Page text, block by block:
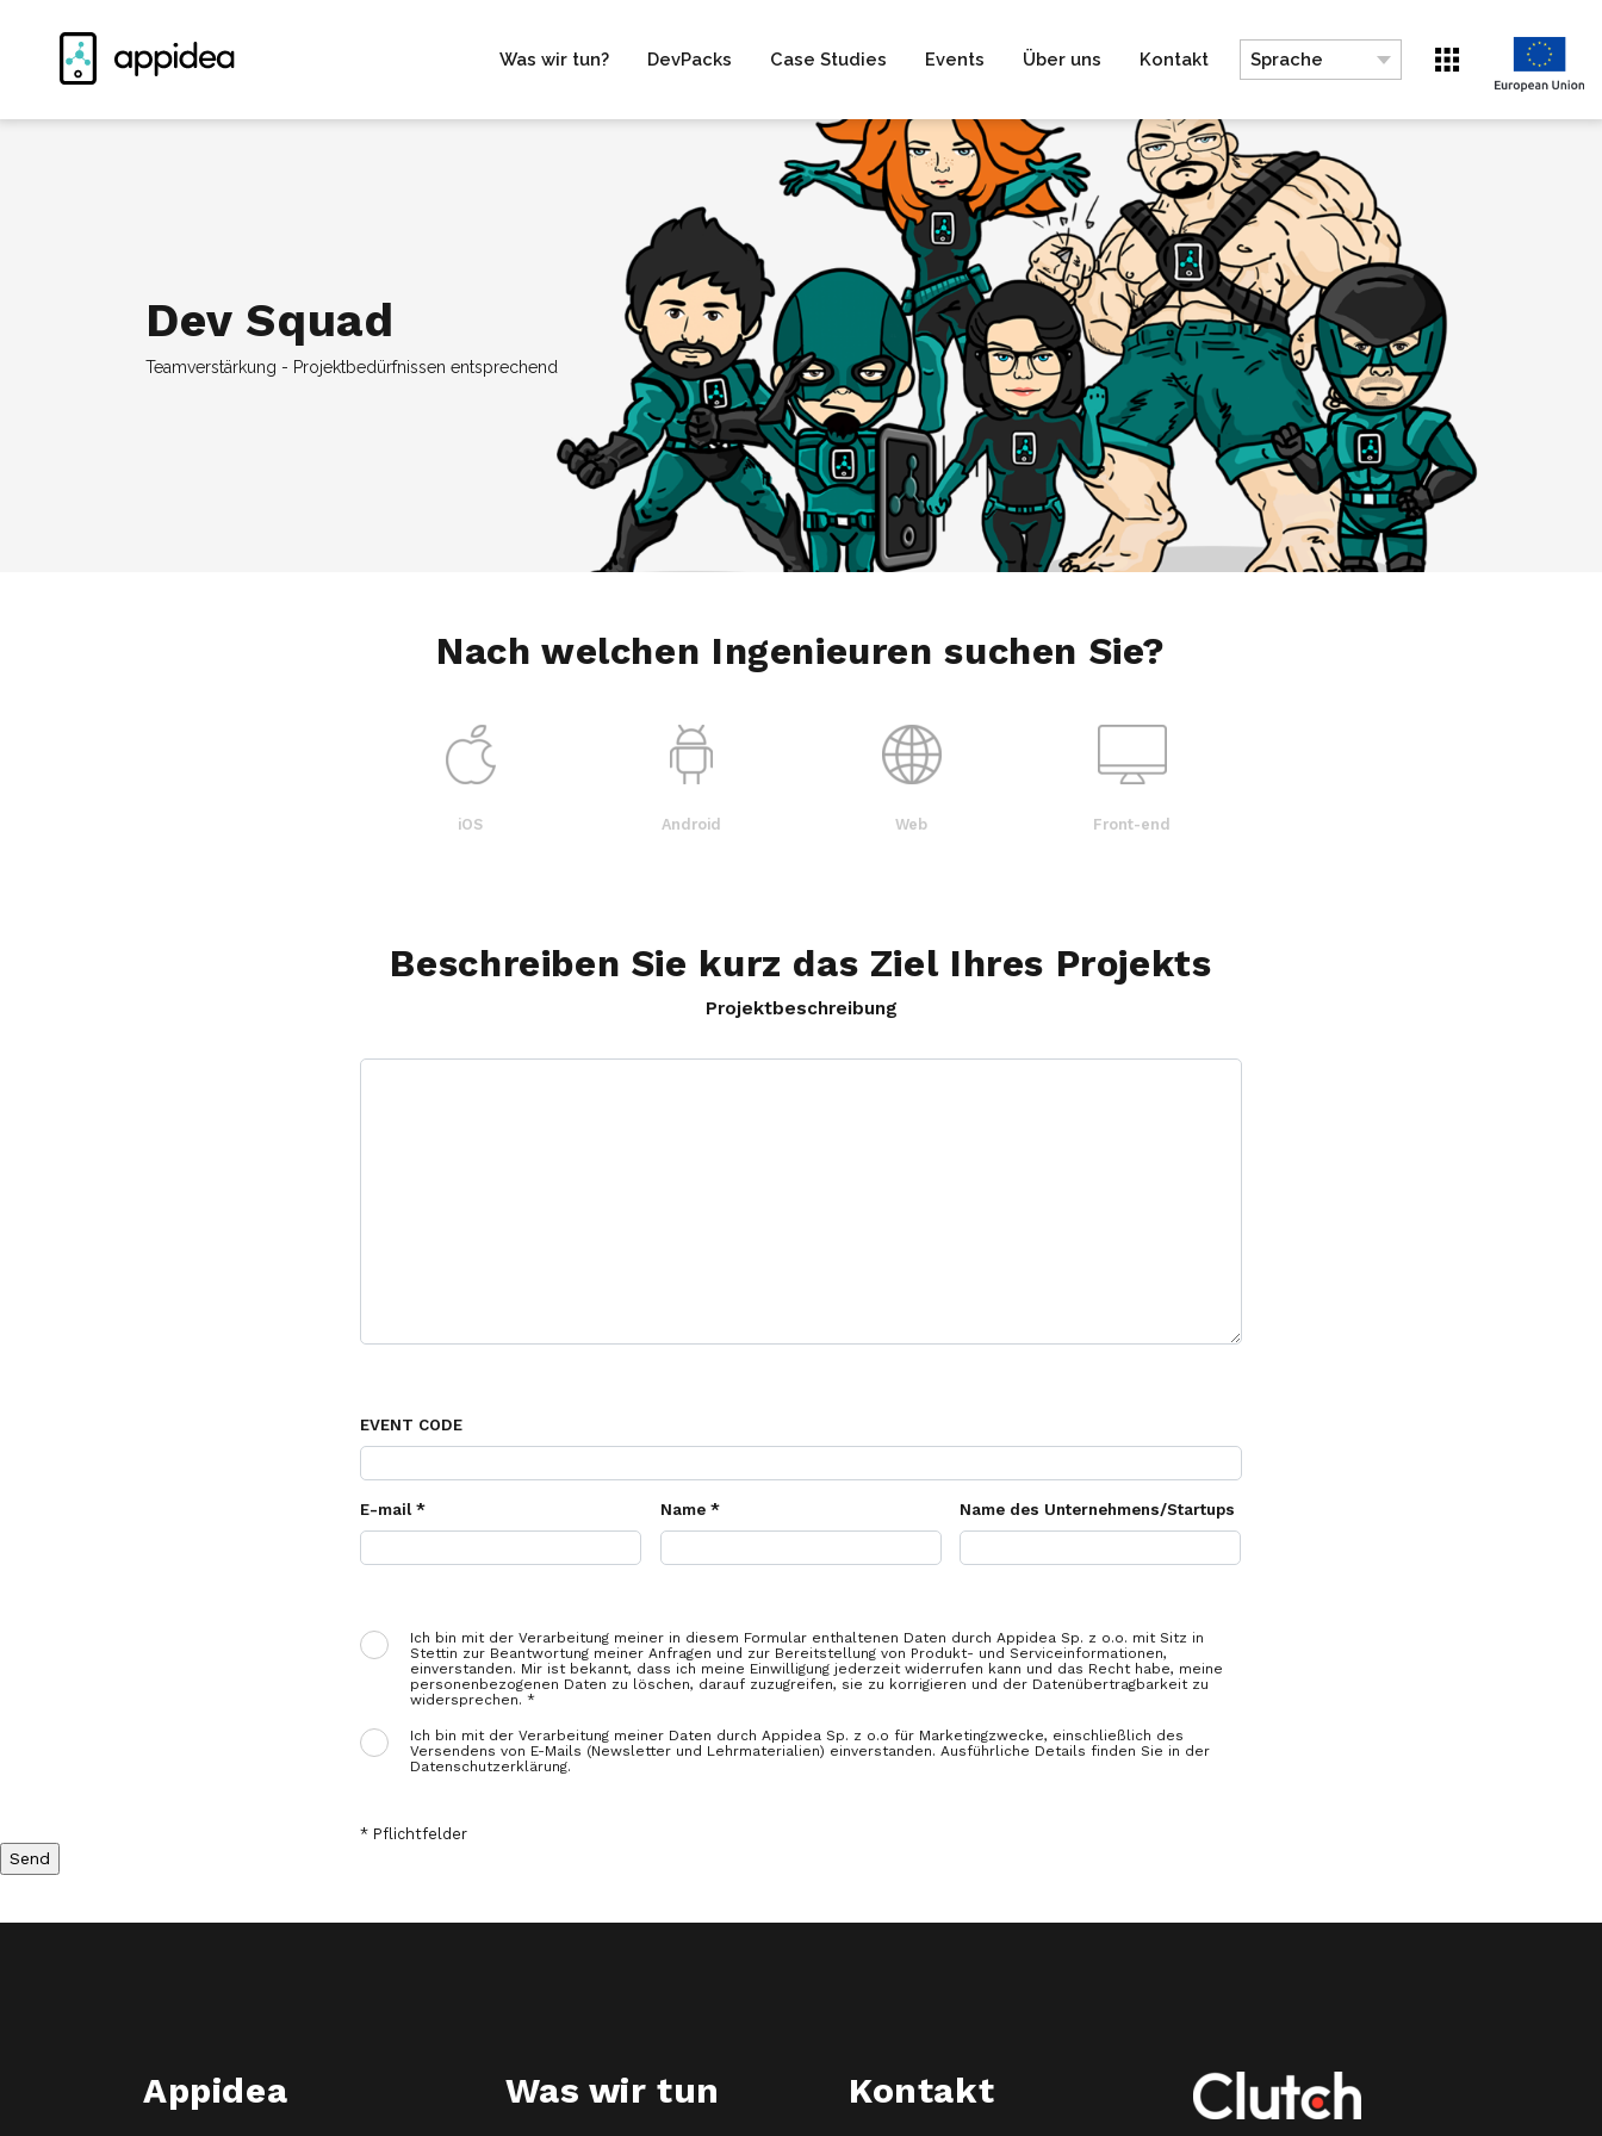
Was wir tun? DevPacks Case Studies Events Über uns Kontakt Sprache
Dev Squad
Teamverstärkung - Projektbedürfnissen entsprechend
Nach welchen Ingenieuren suchen Sie?
iOS Android Web Front-end
Beschreiben Sie kurz das Ziel Ihres Projekts
Projektbeschreibung
EVENT CODE
E-mail * Name * Name des Unternehmens/Startups
Ich bin mit der Verarbeitung meiner in diesem Formular enthaltenen Daten durch Appidea Sp. z o.o. mit Sitz in
Stettin zur Beantwortung meiner Anfragen und zur Bereitstellung von Produkt- und Serviceinformationen,
einverstanden. Mir ist bekannt, dass ich meine Einwilligung jederzeit widerrufen kann und das Recht habe, meine
personenbezogenen Daten zu löschen, darauf zuzugreifen, sie zu korrigieren und der Datenübertragbarkeit zu
widersprechen. *
Ich bin mit der Verarbeitung meiner Daten durch Appidea Sp. z o.o für Marketingzwecke, einschließlich des
Versendens von E-Mails (Newsletter und Lehrmaterialien) einverstanden. Ausführliche Details finden Sie in der
Datenschutzerklärung.
* Pflichtfelder
Appidea Was wir tun Kontakt